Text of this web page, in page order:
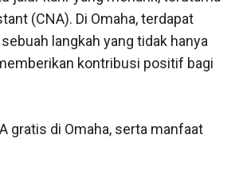
(CNA). Di Omaha, terdapat
langkah yang tidak hanya
kontribusi positif bagi
gratis di Omaha, serta manfaat